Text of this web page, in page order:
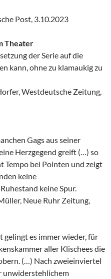
Post, 3.10.2023
Theater
der Serie auf die
kann, ohne zu klamaukig zu
Westdeutsche Zeitung,
Gags aus seiner
Herzgegend greift (…) so
Tempo bei Pointen und zeigt
keine
keine Spur.
Neue Ruhr Zeitung,
gelingt es immer wieder, für
aller Klischees die
(…) Nach zweieinviertel
unwiderstehlichem